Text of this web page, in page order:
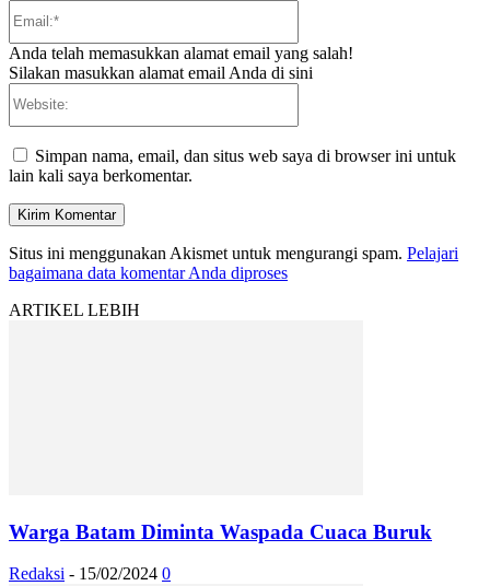
Anda telah memasukkan alamat email yang salah!
Silakan masukkan alamat email Anda di sini
Simpan nama, email, dan situs web saya di browser ini untuk
lain kali saya berkomentar.
Situs ini menggunakan Akismet untuk mengurangi spam. Pelajari
bagaimana data komentar Anda diproses
ARTIKEL LEBIH
Warga Batam Diminta Waspada Cuaca Buruk
Redaksi - 15/02/2024 0